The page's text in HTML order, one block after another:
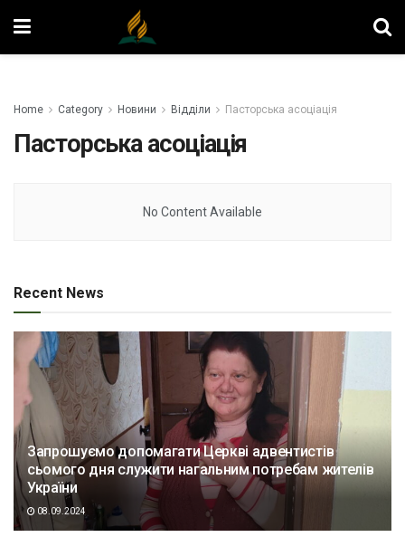
Home Category Новини Відділи Пасторська асоціація
Пасторська асоціація
No Content Available
Recent News
Запрошуємо допомагати Церкві адвентистів
сьомого дня служити нагальним потребам жителів
України
08.09.2024